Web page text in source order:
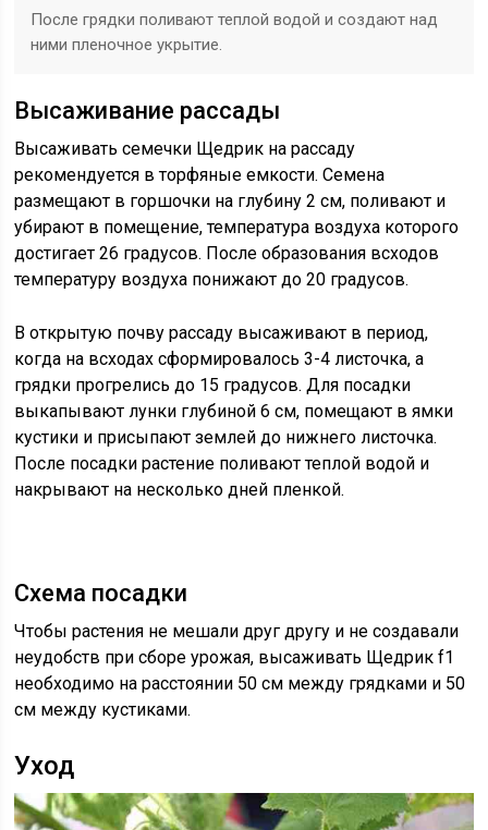
После грядки поливают теплой водой и создают над
ними пленочное укрытие.
Высаживание рассады
Высаживать семечки Щедрик на рассаду
рекомендуется в торфяные емкости. Семена
размещают в горшочки на глубину 2 см, поливают и
убирают в помещение, температура воздуха которого
достигает 26 градусов. После образования всходов
температуру воздуха понижают до 20 градусов.
В открытую почву рассаду высаживают в период,
когда на всходах сформировалось 3-4 листочка, а
грядки прогрелись до 15 градусов. Для посадки
выкапывают лунки глубиной 6 см, помещают в ямки
кустики и присыпают землей до нижнего листочка.
После посадки растение поливают теплой водой и
накрывают на несколько дней пленкой.
Схема посадки
Чтобы растения не мешали друг другу и не создавали
неудобств при сборе урожая, высаживать Щедрик f1
необходимо на расстоянии 50 см между грядками и 50
см между кустиками.
Уход